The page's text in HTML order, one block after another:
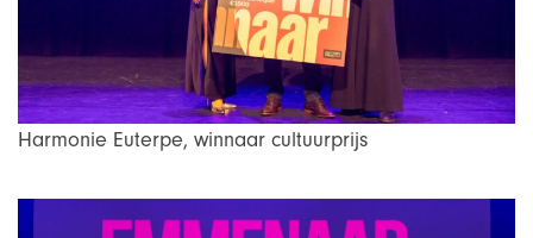
Harmonie Euterpe, winnaar cultuurprijs